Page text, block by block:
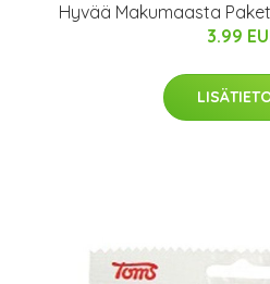
Hyvää Makumaasta
3.99